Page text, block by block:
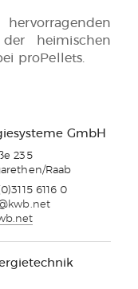
heimischen
proPellets.
GmbH
235
Raab
6116 0